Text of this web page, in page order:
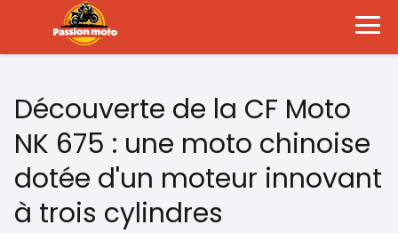
Découverte de la CF Moto
NK 675 : une moto chinoise
dotée d'un moteur innovant
à trois cylindres